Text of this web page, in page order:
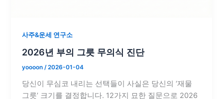
사주&운세 연구소
2026년 부의 그릇 무의식 진단
yoooon /2026-01-04
당신이 무심코 내리는 선택들이 사실은 당신의 ‘재물
그릇’ 크기를 결정합니다. 12가지 묘한 질문으로 2026